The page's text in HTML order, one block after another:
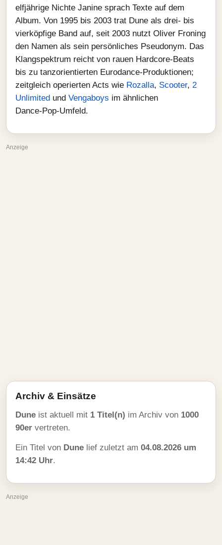
elfjährige Nichte Janine sprach Texte auf dem
Album. Von 1995 bis 2003 trat Dune als drei‑ bis
vierköpfige Band auf, seit 2003 nutzt Oliver Froning
den Namen als sein persönliches Pseudonym. Das
Klangspektrum reicht von rauen Hardcore‑Beats
bis zu tanzorientierten Eurodance‑Produktionen;
zeitgleich operierten Acts wie Rozalla, Scooter, 2
Unlimited und Vengaboys im ähnlichen
Dance‑Pop‑Umfeld.
Anzeige
Archiv & Einsätze
Dune ist aktuell mit 1 Titel(n) im Archiv von 1000
90er vertreten.
Ein Titel von Dune lief zuletzt am 04.08.2026 um
14:42 Uhr.
Anzeige